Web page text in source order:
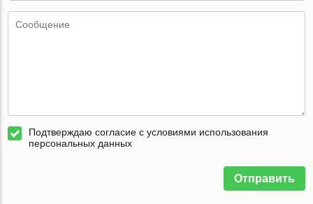
Подтверждаю согласие с условиями использования
персональных данных
Отправить